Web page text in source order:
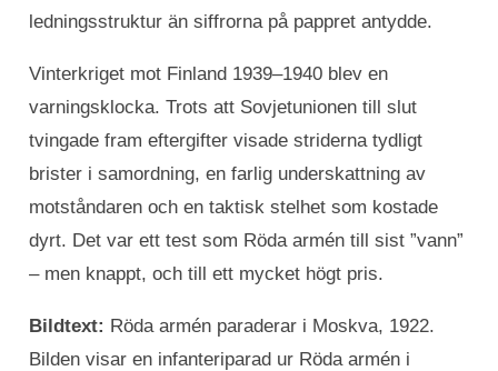
ledningsstruktur än siffrorna på pappret antydde.
Vinterkriget mot Finland 1939–1940 blev en
varningsklocka. Trots att Sovjetunionen till slut
tvingade fram eftergifter visade striderna tydligt
brister i samordning, en farlig underskattning av
motståndaren och en taktisk stelhet som kostade
dyrt. Det var ett test som Röda armén till sist ”vann”
– men knappt, och till ett mycket högt pris.
Bildtext: Röda armén paraderar i Moskva, 1922.
Bilden visar en infanteriparad ur Röda armén i